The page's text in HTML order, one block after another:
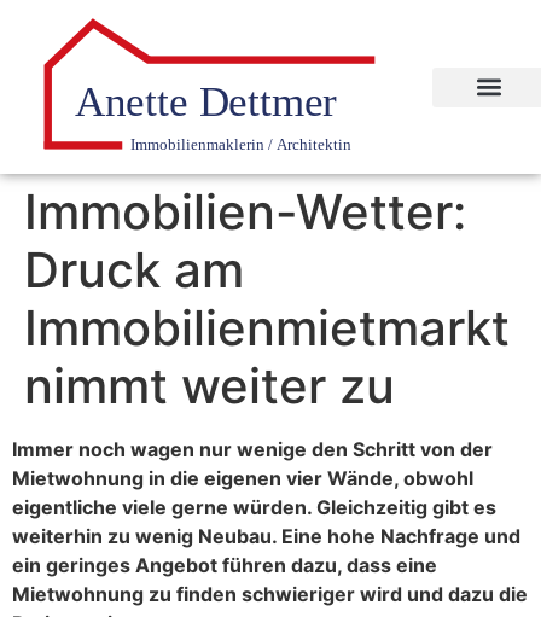
Immobilien-Wetter:
Druck am
Immobilienmietmarkt
nimmt weiter zu
Immer noch wagen nur wenige den Schritt von der
Mietwohnung in die eigenen vier Wände, obwohl
eigentliche viele gerne würden. Gleichzeitig gibt es
weiterhin zu wenig Neubau. Eine hohe Nachfrage und
ein geringes Angebot führen dazu, dass eine
Mietwohnung zu finden schwieriger wird und dazu die